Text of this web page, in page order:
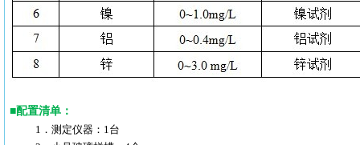
■配置清单：
1．测定仪器：1台